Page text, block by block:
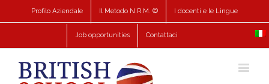
Profilo Aziendale Il Metodo N.R.M. © I docenti e le Lingue
Job opportunities Contattaci